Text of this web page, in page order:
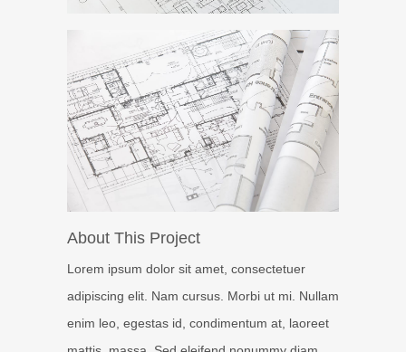
About This Project
Lorem ipsum dolor sit amet, consectetuer
adipiscing elit. Nam cursus. Morbi ut mi. Nullam
enim leo, egestas id, condimentum at, laoreet